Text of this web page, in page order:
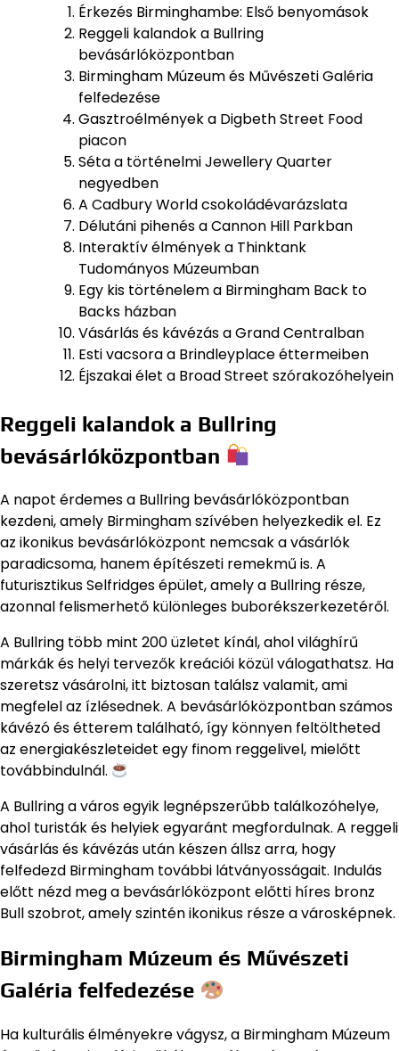
Érkezés Birminghambe: Első benyomások
Reggeli kalandok a Bullring
bevásárlóközpontban
Birmingham Múzeum és Művészeti Galéria
felfedezése
Gasztroélmények a Digbeth Street Food
piacon
Séta a történelmi Jewellery Quarter
negyedben
A Cadbury World csokoládévarázslata
Délutáni pihenés a Cannon Hill Parkban
Interaktív élmények a Thinktank
Tudományos Múzeumban
Egy kis történelem a Birmingham Back to
Backs házban
Vásárlás és kávézás a Grand Centralban
Esti vacsora a Brindleyplace éttermeiben
Éjszakai élet a Broad Street szórakozóhelyein
Reggeli kalandok a Bullring
bevásárlóközpontban
A napot érdemes a Bullring bevásárlóközpontban
kezdeni, amely Birmingham szívében helyezkedik el. Ez
az ikonikus bevásárlóközpont nemcsak a vásárlók
paradicsoma, hanem építészeti remekmű is. A
futurisztikus Selfridges épület, amely a Bullring része,
azonnal felismerhető különleges buborékszerkezetéről.
A Bullring több mint 200 üzletet kínál, ahol világhírű
márkák és helyi tervezők kreációi közül válogathatsz. Ha
szeretsz vásárolni, itt biztosan találsz valamit, ami
megfelel az ízlésednek. A bevásárlóközpontban számos
kávézó és étterem található, így könnyen feltöltheted
az energiakészleteidet egy finom reggelivel, mielőtt
továbbindulnál.
A Bullring a város egyik legnépszerűbb találkozóhelye,
ahol turisták és helyiek egyaránt megfordulnak. A reggeli
vásárlás és kávézás után készen állsz arra, hogy
felfedezd Birmingham további látványosságait. Indulás
előtt nézd meg a bevásárlóközpont előtti híres bronz
Bull szobrot, amely szintén ikonikus része a városképnek.
Birmingham Múzeum és Művészeti
Galéria felfedezése
Ha kulturális élményekre vágysz, a Birmingham Múzeum